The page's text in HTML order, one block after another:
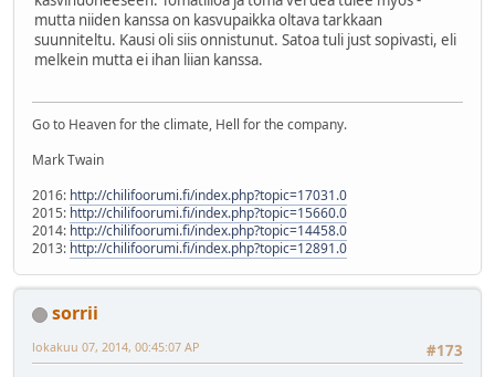
mutta niiden kanssa on kasvupaikka oltava tarkkaan
suunniteltu. Kausi oli siis onnistunut. Satoa tuli just sopivasti, eli
melkein mutta ei ihan liian kanssa.
Go to Heaven for the climate, Hell for the company.
Mark Twain
2016: http://chilifoorumi.fi/index.php?topic=17031.0
2015: http://chilifoorumi.fi/index.php?topic=15660.0
2014: http://chilifoorumi.fi/index.php?topic=14458.0
2013: http://chilifoorumi.fi/index.php?topic=12891.0
sorrii
#173
lokakuu 07, 2014, 00:45:07 AP